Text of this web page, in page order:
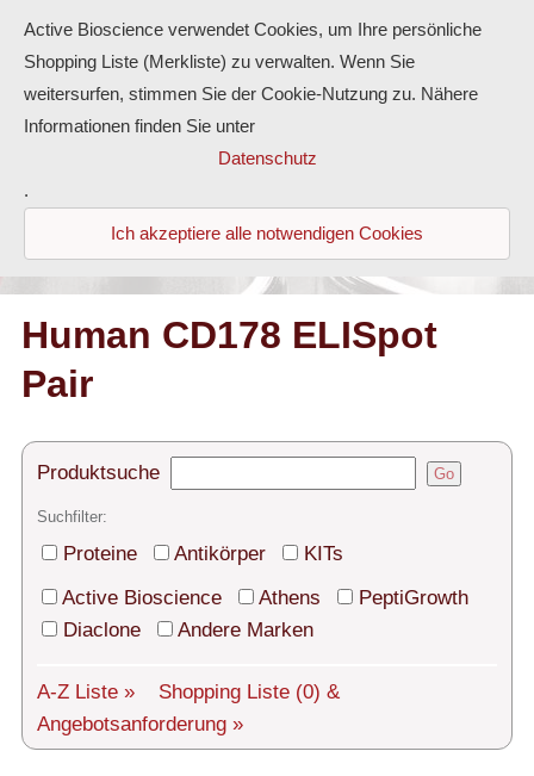
Antikörper
ELISA-Kits
Diaclone Produkte
Home
Kontakt
Versand
Über uns
Service
AGBs
Human CD178 ELISpot
Pair
Produktsuche Go
Suchfilter:
Proteine Antikörper
KITs
Active Bioscience
Athens
PeptiGrowth
Diaclone
Andere Marken
A-Z Liste » Shopping Liste (0) &
Angebotsanforderung »
Active Bioscience verwendet Cookies, um Ihre persönliche
Shopping Liste (Merkliste) zu verwalten. Wenn Sie
weitersurfen, stimmen Sie der Cookie-Nutzung zu. Nähere
Informationen finden Sie unter
Datenschutz
.
Ich akzeptiere alle notwendigen Cookies